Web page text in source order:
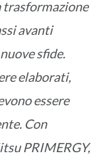
trasformazione
avanti
sfide.
elaborati,
essere
Con
PRIMERGY,